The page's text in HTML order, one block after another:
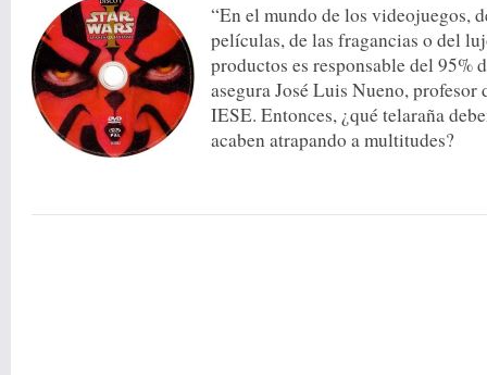
“En el mundo de los videojuegos,
películas, de las fragancias o del
productos es responsable del 95%
asegura José Luis Nueno,
IESE. Entonces, ¿qué telaraña
acaben atrapando a multitudes?